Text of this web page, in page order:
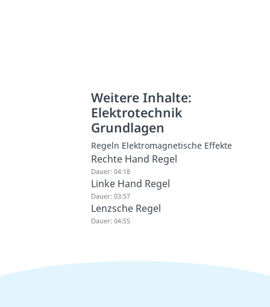
Weitere Inhalte:
Elektrotechnik
Grundlagen
Regeln Elektromagnetische Effekte
Rechte Hand Regel
Dauer: 04:18
Linke Hand Regel
Dauer: 03:57
Lenzsche Regel
Dauer: 04:55